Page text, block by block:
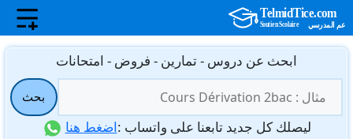
انتقل
المحتوى
ابحث عن دروس - تمارين - فروض - امتحانات
عن:
بحث
ليصلك كل جديد تابعنا على واتساب :اضغط هنا